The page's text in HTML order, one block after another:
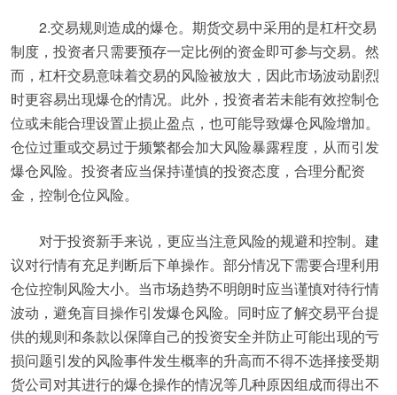
2.交易规则造成的爆仓。期货交易中采用的是杠杆交易
制度，投资者只需要预存一定比例的资金即可参与交易。然
而，杠杆交易意味着交易的风险被放大，因此市场波动剧烈
时更容易出现爆仓的情况。此外，投资者若未能有效控制仓
位或未能合理设置止损止盈点，也可能导致爆仓风险增加。
仓位过重或交易过于频繁都会加大风险暴露程度，从而引发
爆仓风险。投资者应当保持谨慎的投资态度，合理分配资
金，控制仓位风险。
对于投资新手来说，更应当注意风险的规避和控制。建
议对行情有充足判断后下单操作。部分情况下需要合理利用
仓位控制风险大小。当市场趋势不明朗时应当谨慎对待行情
波动，避免盲目操作引发爆仓风险。同时应了解交易平台提
供的规则和条款以保障自己的投资安全并防止可能出现的亏
损问题引发的风险事件发生概率的升高而不得不选择接受期
货公司对其进行的爆仓操作的情况等几种原因组成而得出不